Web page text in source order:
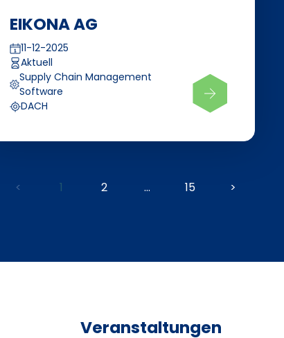
EIKONA AG
11-12-2025
Aktuell
Supply Chain Management
Software
DACH
< 1 2 ... 15 >
Veranstaltungen